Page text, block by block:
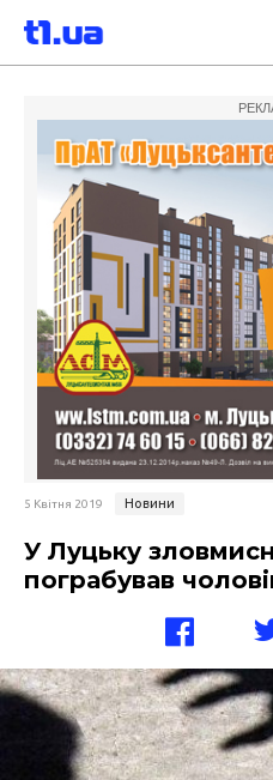
5 Квітня 2019 Новини
У Луцьку
пограбував